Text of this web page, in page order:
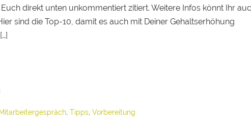
direkt unten unkommentiert zitiert. Weitere Infos könnt Ihr
sind die Top-10, damit es auch mit Deiner Gehaltserhöhung
Mitarbeitergespräch Tipps Vorbereitung